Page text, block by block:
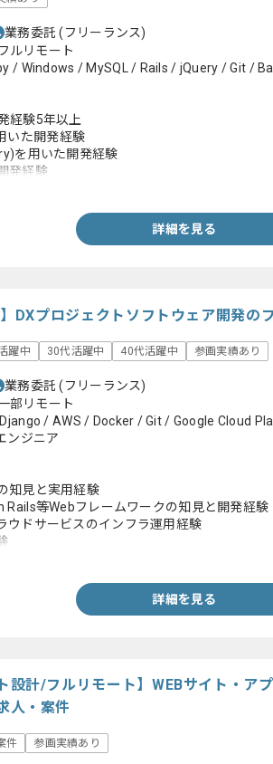
業務委託(フリーランス)
ルリモート
/ Windows / MySQL / Rails / jQuery / Git /
経験5年以上
いた開発経験
を用いた開発経験
発経験
詳細を見る
】DXプロジェクトソフトウェア開発の
躍中 30代活躍中 40代活躍中 参画実績あり
業務委託(フリーランス)
部リモート
/ AWS / Docker / Git / Google Cloud
ンジニア
知見と実用経験
Rails等Webフレームワークの知見と開発経験
ウドサービスのインフラ運用経験
詳細を見る
設計/フルリモート】WEBサイト・ア
人・案件
件 参画実績あり